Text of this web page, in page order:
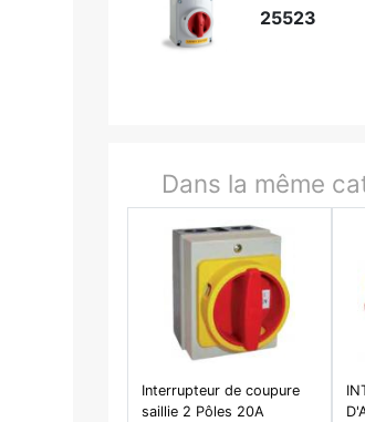
25523
Dans la même
Interrupteur de coupure
saillie 2 Pôles 20A